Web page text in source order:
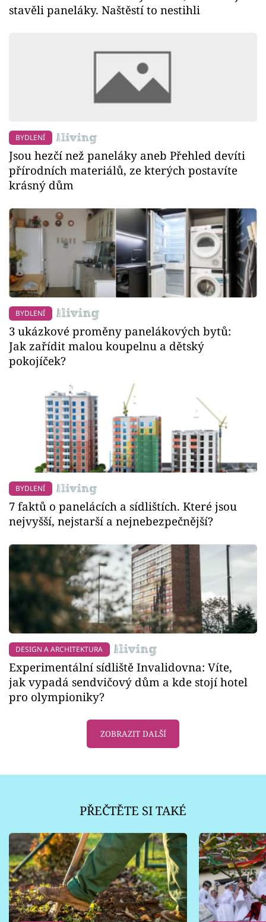
stavěli paneláky. Naštěstí to nestihli
BYDLENÍ
Jsou hezčí než paneláky aneb Přehled devíti
přírodních materiálů, ze kterých postavíte
krásný dům
BYDLENÍ
3 ukázkové proměny panelákových bytů:
Jak zařídit malou koupelnu a dětský
pokojíček?
BYDLENÍ
7 faktů o panelácích a sídlištích. Které jsou
nejvyšší, nejstarší a nejnebezpečnější?
DESIGN A ARCHITEKTURA
Experimentální sídliště Invalidovna: Víte,
jak vypadá sendvičový dům a kde stojí hotel
pro olympioniky?
ZOBRAZIT DALŠÍ
PŘEČTĚTE SI TAKÉ